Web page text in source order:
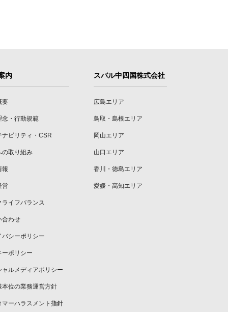
内
要
念・行動規範
ナビリティ・CSR
の取り組み
報
営
ライフバランス
合わせ
バシーポリシー
ーポリシー
ャルメディアポリシー
本位の業務運営方針
マーハラスメント指針
スバル中四国株式会社
広島エリア
鳥取・島根エリア
岡山エリア
山口エリア
香川・徳島エリア
愛媛・高知エリア